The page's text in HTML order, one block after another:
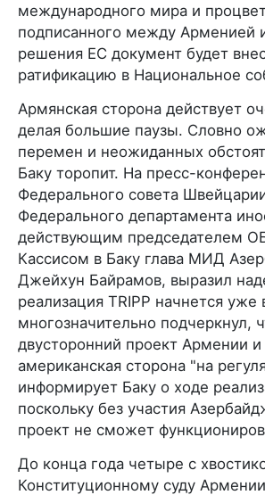
международного мира и
подписанного между Арменией
решения ЕС документ будет
ратификацию в Национальное
Армянская сторона действует
делая большие паузы. Словно
перемен и неожиданных
Баку торопит. На пресс-
Федерального совета
Федерального департамента
действующим председателем
Кассисом в Баку глава МИД
Джейхун Байрамов, выразил
реализация TRIPP начнется уже
многозначительно подчеркнул,
двусторонний проект Армении
американская сторона "на
информирует Баку о ходе
поскольку без участия
проект не сможет
До конца года четыре с
Конституционному суду